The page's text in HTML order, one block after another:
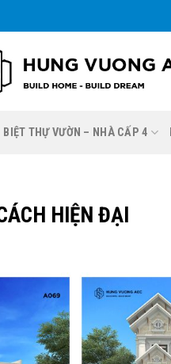
BIỆT THỰ VƯỜN – NHÀ CẤP 4
HIỆN ĐẠI